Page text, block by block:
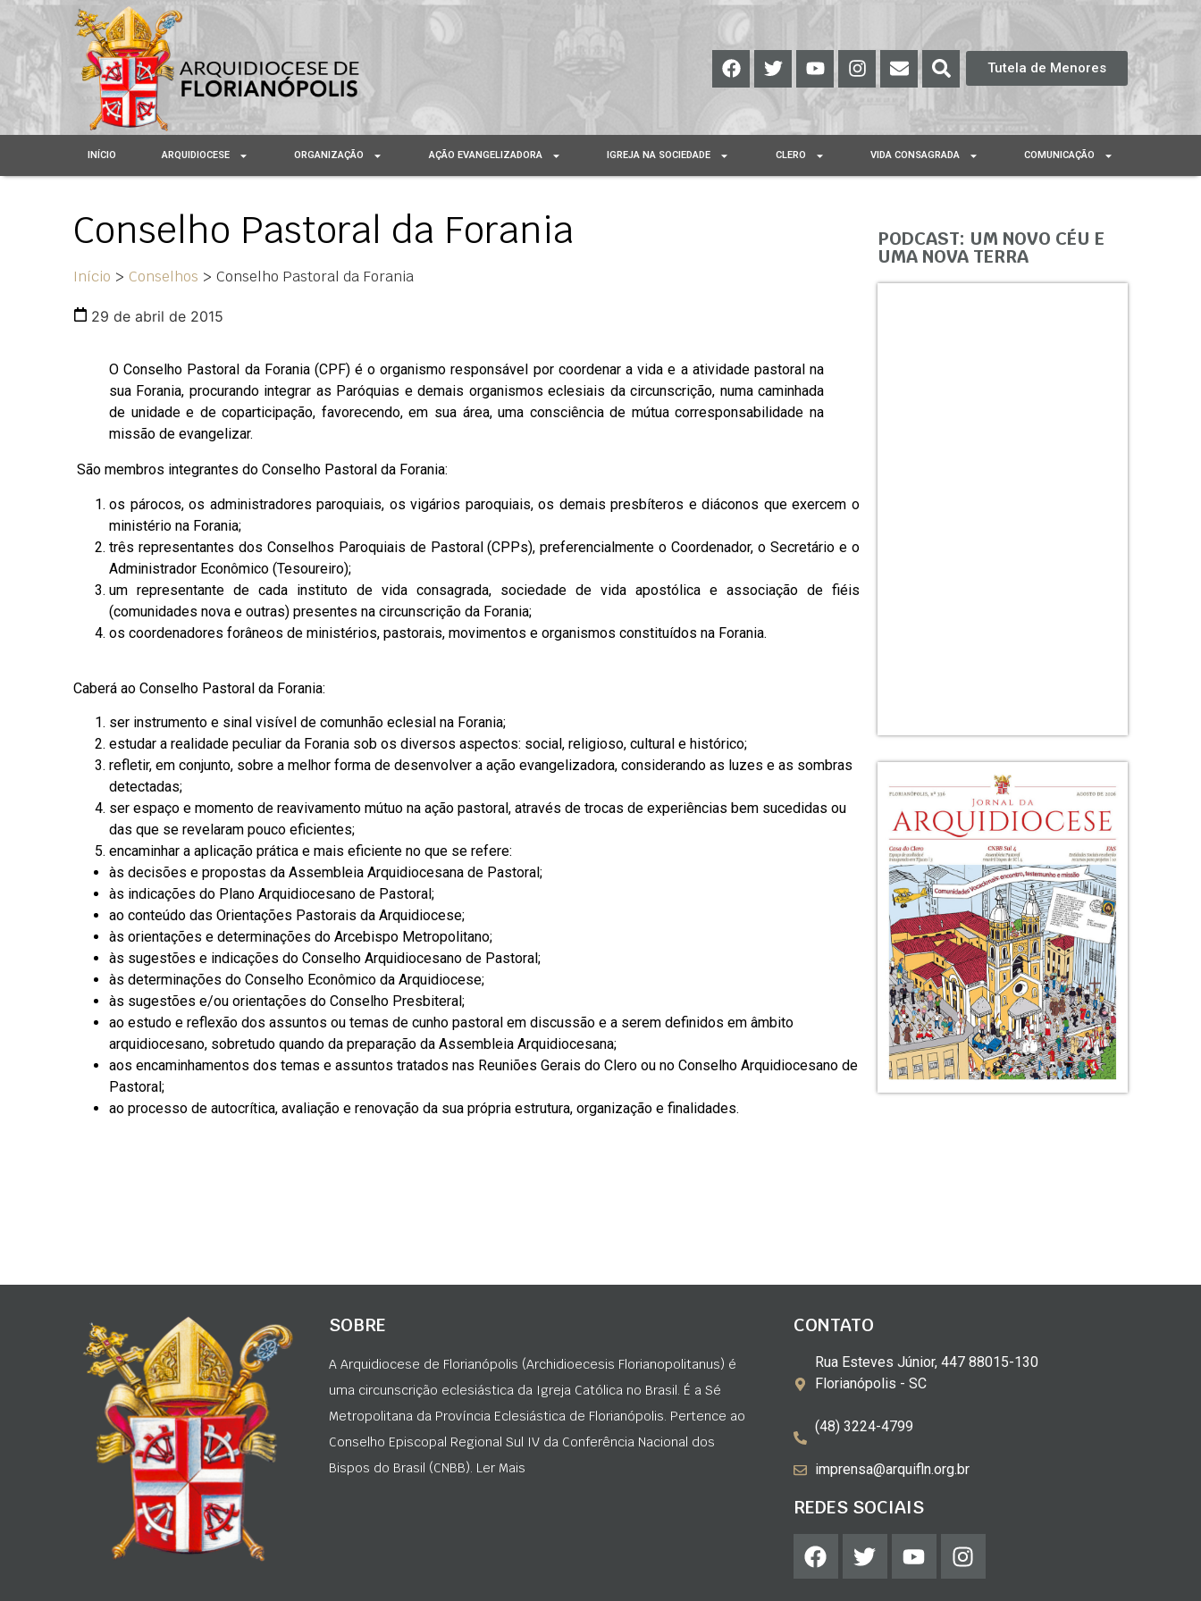
Tutela de Menores
INÍCIO ARQUIDIOCESE ORGANIZAÇÃO AÇÃO EVANGELIZADORA IGREJA NA SOCIEDADE CLERO VIDA CONSAGRADA COMUNICAÇÃO
Conselho Pastoral da Forania
Início > Conselhos > Conselho Pastoral da Forania
29 de abril de 2015
O Conselho Pastoral da Forania (CPF) é o organismo responsável por coordenar a vida e a atividade pastoral na
sua Forania, procurando integrar as Paróquias e demais organismos eclesiais da circunscrição, numa caminhada
de unidade e de coparticipação, favorecendo, em sua área, uma consciência de mútua corresponsabilidade na
missão de evangelizar.
São membros integrantes do Conselho Pastoral da Forania:
os párocos, os administradores paroquiais, os vigários paroquiais, os demais presbíteros e diáconos que exercem o
ministério na Forania;
três representantes dos Conselhos Paroquiais de Pastoral (CPPs), preferencialmente o Coordenador, o Secretário e o
Administrador Econômico (Tesoureiro);
um representante de cada instituto de vida consagrada, sociedade de vida apostólica e associação de fiéis
(comunidades nova e outras) presentes na circunscrição da Forania;
os coordenadores forâneos de ministérios, pastorais, movimentos e organismos constituídos na Forania.
Caberá ao Conselho Pastoral da Forania:
ser instrumento e sinal visível de comunhão eclesial na Forania;
estudar a realidade peculiar da Forania sob os diversos aspectos: social, religioso, cultural e histórico;
refletir, em conjunto, sobre a melhor forma de desenvolver a ação evangelizadora, considerando as luzes e as sombras
detectadas;
ser espaço e momento de reavivamento mútuo na ação pastoral, através de trocas de experiências bem sucedidas ou
das que se revelaram pouco eficientes;
encaminhar a aplicação prática e mais eficiente no que se refere:
às decisões e propostas da Assembleia Arquidiocesana de Pastoral;
às indicações do Plano Arquidiocesano de Pastoral;
ao conteúdo das Orientações Pastorais da Arquidiocese;
às orientações e determinações do Arcebispo Metropolitano;
às sugestões e indicações do Conselho Arquidiocesano de Pastoral;
às determinações do Conselho Econômico da Arquidiocese;
às sugestões e/ou orientações do Conselho Presbiteral;
ao estudo e reflexão dos assuntos ou temas de cunho pastoral em discussão e a serem definidos em âmbito
arquidiocesano, sobretudo quando da preparação da Assembleia Arquidiocesana;
aos encaminhamentos dos temas e assuntos tratados nas Reuniões Gerais do Clero ou no Conselho Arquidiocesano de
Pastoral;
ao processo de autocrítica, avaliação e renovação da sua própria estrutura, organização e finalidades.
PODCAST: UM NOVO CÉU E
UMA NOVA TERRA
SOBRE
A Arquidiocese de Florianópolis (Archidioecesis Florianopolitanus) é
uma circunscrição eclesiástica da Igreja Católica no Brasil. É a Sé
Metropolitana da Província Eclesiástica de Florianópolis. Pertence ao
Conselho Episcopal Regional Sul IV da Conferência Nacional dos
Bispos do Brasil (CNBB). Ler Mais
CONTATO
Rua Esteves Júnior, 447 88015-130
Florianópolis - SC
(48) 3224-4799
imprensa@arquifln.org.br
REDES SOCIAIS